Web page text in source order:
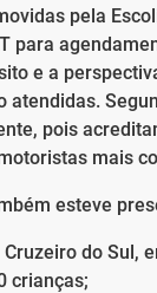
pela
para
e a
atendidas.
pois
mais
esteve
do Sul,
crianças;